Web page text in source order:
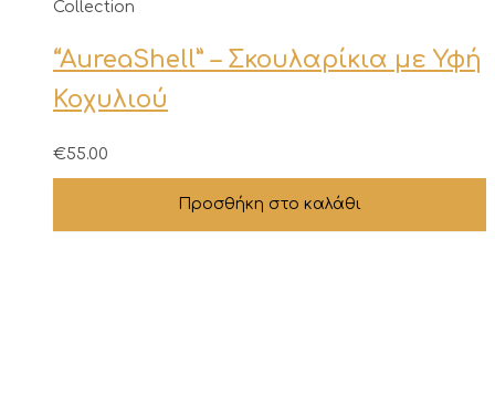
του
Collection
“AureaShell” – Σκουλαρίκια με Υφή
Κοχυλιού
€55.00
Προσθήκη στο καλάθι